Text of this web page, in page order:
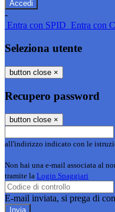
-
Entra con SPID Entra con
Seleziona utente
button close ×
Recupero password
button close ×
all'indirizzo indicato con le
Non hai una e-mail associata al
tramite la Login Spaggiari
E-mail inviata, si prega di